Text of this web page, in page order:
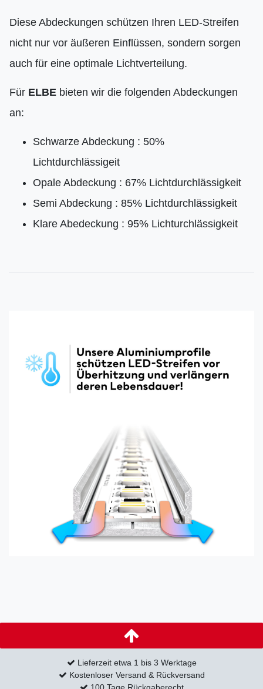
Diese Abdeckungen schützen Ihren LED-Streifen
nicht nur vor äußeren Einflüssen, sondern sorgen
auch für eine optimale Lichtverteilung.
Für ELBE bieten wir die folgenden Abdeckungen
an:
Schwarze Abdeckung : 50%
Lichtdurchlässigeit
Opale Abdeckung : 67% Lichtdurchlässigkeit
Semi Abdeckung : 85% Lichtdurchlässigkeit
Klare Abedeckung : 95% Lichturchlässigkeit
Lieferzeit etwa 1 bis 3 Werktage
Kostenloser Versand & Rückversand